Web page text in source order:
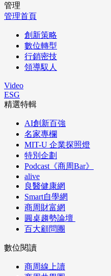
管理
管理首頁
創新策略
數位轉型
行銷密技
領導馭人
Video
ESG
精選特輯
AI創新百強
名家專欄
MIT-U 企業探照燈
特別企劃
Podcast《商周Bar》
alive
良醫健康網
Smart自學網
商周財富網
圓桌趨勢論壇
百大顧問團
數位閱讀
商周線上讀